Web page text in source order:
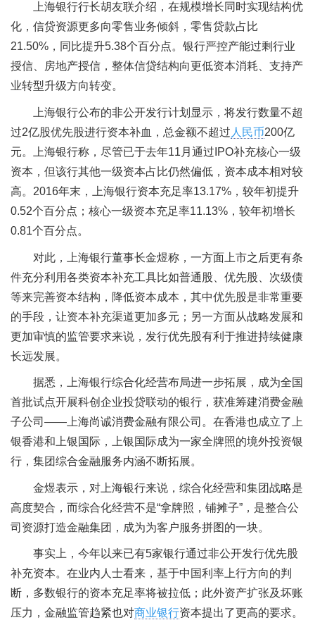
上海银行行长胡友联介绍，在规模增长同时实现结构优
化，信贷资源更多向零售业务倾斜，零售贷款占比
21.50%，同比提升5.38个百分点。银行严控产能过剩行业
授信、房地产授信，整体信贷结构向更低资本消耗、支持产
业转型升级方向转变。
上海银行公布的非公开发行计划显示，将发行数量不超
过2亿股优先股进行资本补血，总金额不超过 人民币200亿
元。上海银行称，尽管已于去年11月通过IPO补充核心一级
资本，但该行其他一级资本占比仍然偏低，资本成本相对较
高。2016年末，上海银行资本充足率13.17%，较年初提升
0.52个百分点；核心一级资本充足率11.13%，较年初增长
0.81个百分点。
对此，上海银行董事长金煜称，一方面上市之后更有条
件充分利用各类资本补充工具比如普通股、优先股、次级债
等来完善资本结构，降低资本成本，其中优先股是非常重要
的手段，让资本补充渠道更加多元；另一方面从战略发展和
更加审慎的监管要求来说，发行优先股有利于推进持续健康
长远发展。
据悉，上海银行综合化经营布局进一步拓展，成为全国
首批试点开展科创企业投贷联动的银行，获准筹建消费金融
子公司——上海尚诚消费金融有限公司。在香港也成立了上
银香港和上银国际，上银国际成为一家全牌照的境外投资银
行，集团综合金融服务内涵不断拓展。
金煜表示，对上海银行来说，综合化经营和集团战略是
高度契合，而综合化经营不是“拿牌照，铺摊子”，是整合公
司资源打造金融集团，成为为客户服务拼图的一块。
事实上，今年以来已有5家银行通过非公开发行优先股
补充资本。在业内人士看来，基于中国利率上行方向的判
断，多数银行的资本充足率将被拉低；此外资产扩张及坏账
压力，金融监管趋紧也对商业银行资本提出了更高的要求。